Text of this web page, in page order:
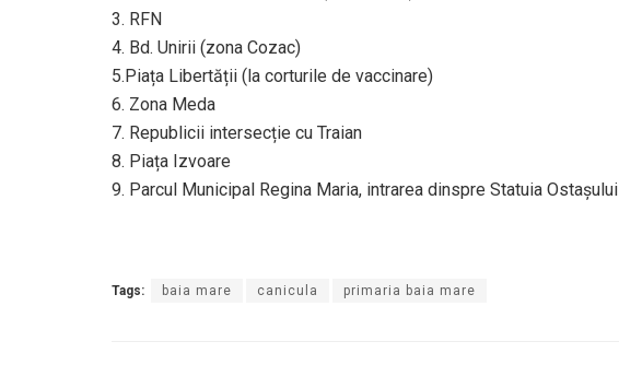
3. RFN
4. Bd. Unirii (zona Cozac)
5.Piața Libertății (la corturile de vaccinare)
6. Zona Meda
7. Republicii intersecție cu Traian
8. Piața Izvoare
9. Parcul Municipal Regina Maria, intrarea dinspre Statuia Ostașului
Tags: baia mare canicula primaria baia mare